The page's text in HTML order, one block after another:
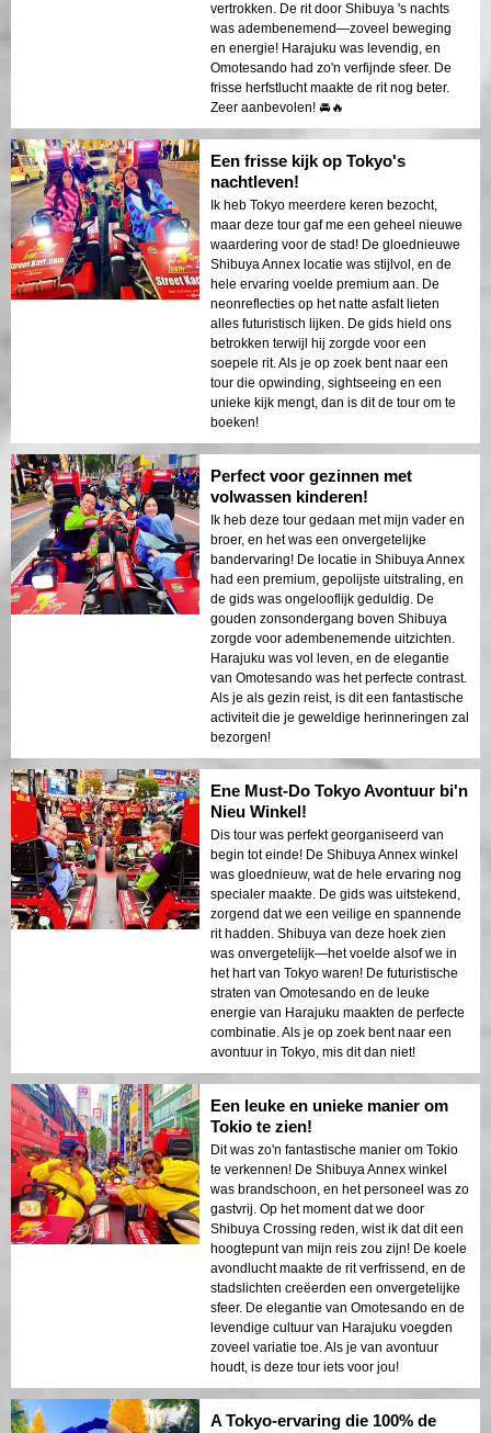
vertrokken. De rit door Shibuya 's nachts
was adembenemend—zoveel beweging
en energie! Harajuku was levendig, en
Omotesando had zo'n verfijnde sfeer. De
frisse herfstlucht maakte de rit nog beter.
Zeer aanbevolen! 🚘🔥
Een frisse kijk op Tokyo's
nachtleven!
Ik heb Tokyo meerdere keren bezocht,
maar deze tour gaf me een geheel nieuwe
waardering voor de stad! De gloednieuwe
Shibuya Annex locatie was stijlvol, en de
hele ervaring voelde premium aan. De
neonreflecties op het natte asfalt lieten
alles futuristisch lijken. De gids hield ons
betrokken terwijl hij zorgde voor een
soepele rit. Als je op zoek bent naar een
tour die opwinding, sightseeing en een
unieke kijk mengt, dan is dit de tour om te
boeken!
Perfect voor gezinnen met
volwassen kinderen!
Ik heb deze tour gedaan met mijn vader en
broer, en het was een onvergetelijke
bandervaring! De locatie in Shibuya Annex
had een premium, gepolijste uitstraling, en
de gids was ongelooflijk geduldig. De
gouden zonsondergang boven Shibuya
zorgde voor adembenemende uitzichten.
Harajuku was vol leven, en de elegantie
van Omotesando was het perfecte contrast.
Als je als gezin reist, is dit een fantastische
activiteit die je geweldige herinneringen zal
bezorgen!
Ene Must-Do Tokyo Avontuur bi'n
Nieu Winkel!
Dis tour was perfekt georganiseerd van
begin tot einde! De Shibuya Annex winkel
was gloednieuw, wat de hele ervaring nog
specialer maakte. De gids was uitstekend,
zorgend dat we een veilige en spannende
rit hadden. Shibuya van deze hoek zien
was onvergetelijk—het voelde alsof we in
het hart van Tokyo waren! De futuristische
straten van Omotesando en de leuke
energie van Harajuku maakten de perfecte
combinatie. Als je op zoek bent naar een
avontuur in Tokyo, mis dit dan niet!
Een leuke en unieke manier om
Tokio te zien!
Dit was zo'n fantastische manier om Tokio
te verkennen! De Shibuya Annex winkel
was brandschoon, en het personeel was zo
gastvrij. Op het moment dat we door
Shibuya Crossing reden, wist ik dat dit een
hoogtepunt van mijn reis zou zijn! De koele
avondlucht maakte de rit verfrissend, en de
stadslichten creëerden een onvergetelijke
sfeer. De elegantie van Omotesando en de
levendige cultuur van Harajuku voegden
zoveel variatie toe. Als je van avontuur
houdt, is deze tour iets voor jou!
A Tokyo-ervaring die 100% de